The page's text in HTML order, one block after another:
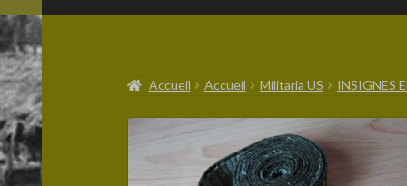
Accueil Accueil Militaria US INSIGNES